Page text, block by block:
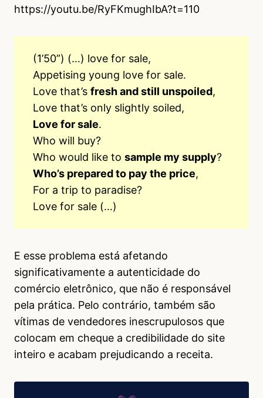
https://youtu.be/RyFKmughIbA?t=110
(1’50”) (…) love for sale,
Appetising young love for sale.
Love that’s fresh and still unspoiled,
Love that’s only slightly soiled,
Love for sale.
Who will buy?
Who would like to sample my supply?
Who’s prepared to pay the price,
For a trip to paradise?
Love for sale (…)
E esse problema está afetando
significativamente a autenticidade do
comércio eletrônico, que não é responsável
pela prática. Pelo contrário, também são
vítimas de vendedores inescrupulosos que
colocam em cheque a credibilidade do site
inteiro e acabam prejudicando a receita.